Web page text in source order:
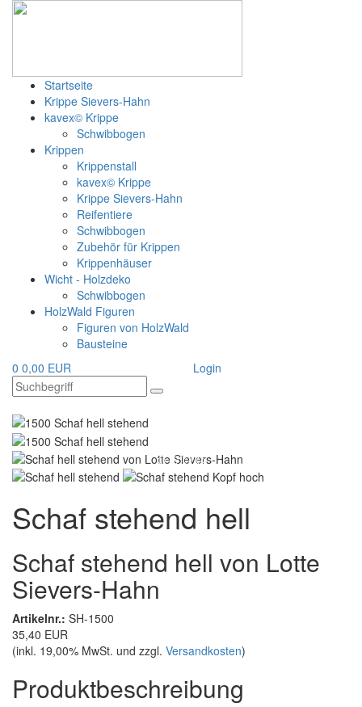
Startseite
Krippe Sievers-Hahn
kavex© Krippe
Schwibbogen
Krippen
Krippenstall
kavex© Krippe
Krippe Sievers-Hahn
Reifentiere
Schwibbogen
Zubehör für Krippen
Krippenhäuser
Wicht - Holzdeko
Schwibbogen
HolzWald Figuren
Figuren von HolzWald
Bausteine
0 0,00 EUR Login
Schaf stehend hell
Schaf stehend hell von Lotte
Sievers-Hahn
Artikelnr.: SH-1500
35,40 EUR
(inkl. 19,00% MwSt. und zzgl. Versandkosten)
Produktbeschreibung